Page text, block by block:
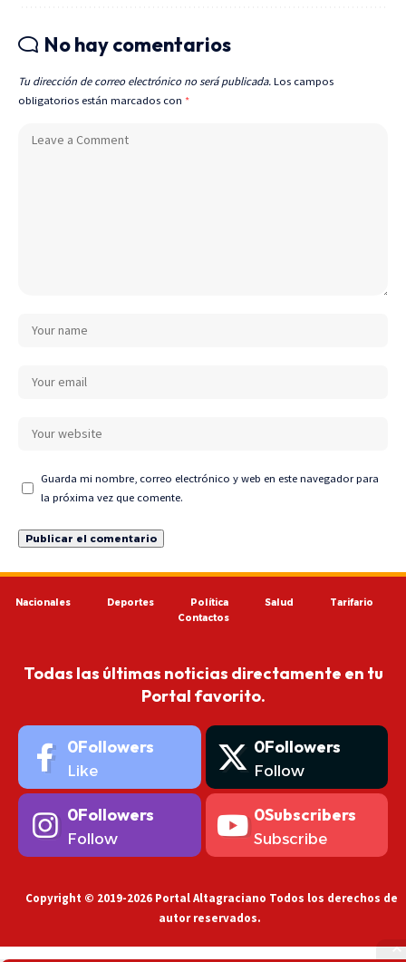
No hay comentarios
Tu dirección de correo electrónico no será publicada. Los campos
obligatorios están marcados con *
Guarda mi nombre, correo electrónico y web en este navegador para
la próxima vez que comente.
Nacionales Deportes Política Salud
Tarifario
Contactos
Todas las últimas noticias directamente en tu
Portal favorito.
0Followers
Like
0Followers
Follow
0Followers
Follow
0Subscribers
Subscribe
Copyright © 2019-2026 Portal Altagraciano Todos los derechos de
autor reservados.